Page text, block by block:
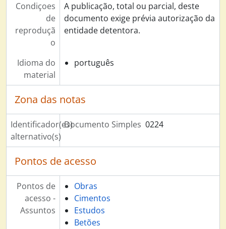
Condiçoes
de
reproduçã
o
A publicação, total ou parcial, deste
documento exige prévia autorização da
entidade detentora.
Idioma do
material
português
Zona das notas
Identificador(es)
alternativo(s)
Documento Simples 0224
Pontos de acesso
Pontos de
acesso -
Assuntos
Obras
Cimentos
Estudos
Betões